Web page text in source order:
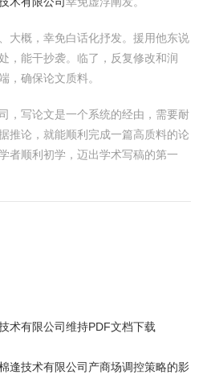
大概，幸免白话化抒发。援用他东说
，能干抄袭。临了，反复修改和润
，确保论文质料。
，写论文是一个系统的经由，需要耐
推论，就能顺利完成一篇高质料的论
者顺利初学，迈出学术写稿的第一
术有限公司维持PDF文档下载
逢技术有限公司产商场调控策略的影